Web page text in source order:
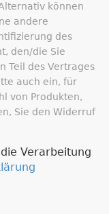
können
andere
des
den/die Sie
Teil des Vertrages
auch ein, für
von Produkten,
Sie den Widerruf
Verarbeitung